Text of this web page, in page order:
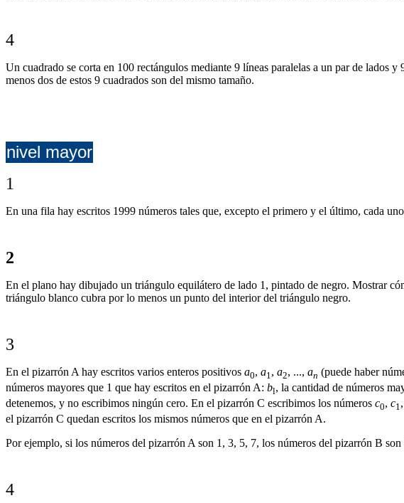
4
Un cuadrado se corta en 100 rectángulos mediante 9 líneas paralelas a un par de lados
menos dos de estos 9 cuadrados son del mismo tamaño.
nivel mayor
1
En una fila hay escritos 1999 números tales que, excepto el primero y el último, cada
2
En el plano hay dibujado un triángulo equilátero de lado 1, pintado de negro. Mostrar
triángulo blanco cubra por lo menos un punto del interior del triángulo negro.
3
En el pizarrón A hay escritos varios enteros positivos a0, a1 , a2, ..., an (puede haber
números mayores que 1 que hay escritos en el pizarrón A: bl, la cantidad de números
detenemos, y no escribimos ningún cero. En el pizarrón C escribimos los números c0, c1,
el pizarrón C quedan escritos los mismos números que en el pizarrón A.
Por ejemplo, si los números del pizarrón A son 1, 3, 5, 7, los números del pizarrón B
4